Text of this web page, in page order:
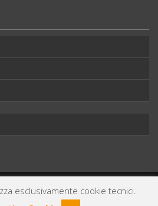
riservati.
esclusivamente cookie tecnici.